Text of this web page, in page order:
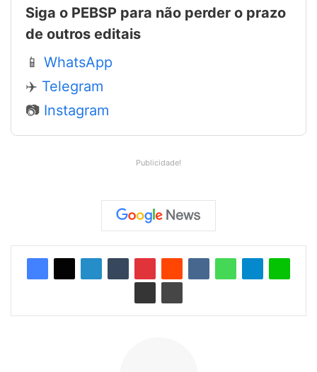
Siga o PEBSP para não perder o prazo
de outros editais
📱 WhatsApp
✈️ Telegram
📷 Instagram
Publicidade!